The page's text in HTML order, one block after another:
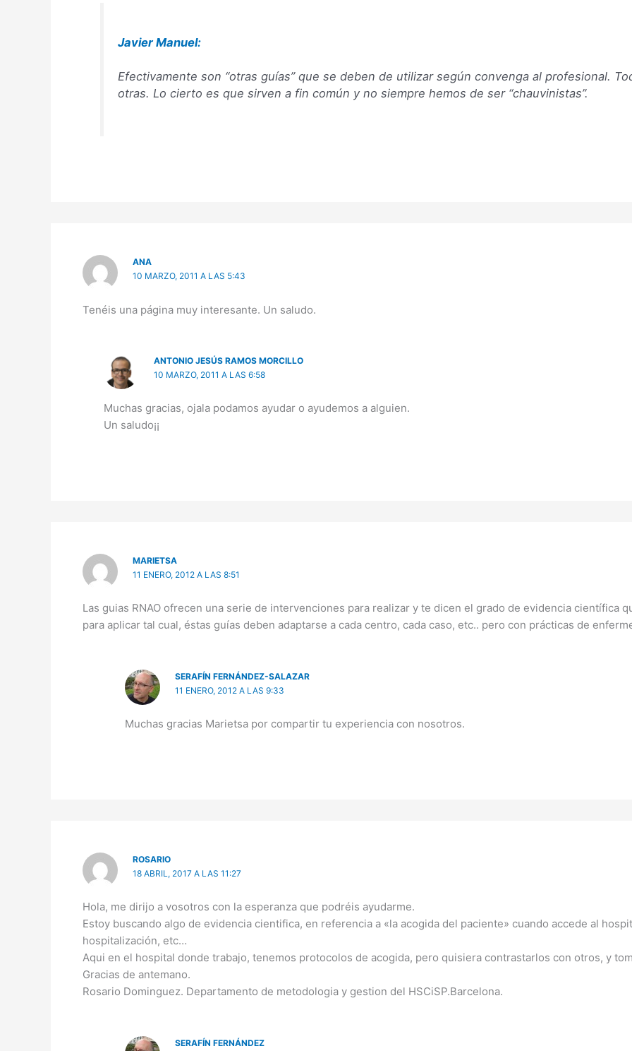
Javier Manuel:
Efectivamente son “otras guías” que se deben de utilizar según convenga al profesional.
otras. Lo cierto es que sirven a fin común y no siempre hemos de ser “chauvinistas”.
ANA
10 MARZO, 2011 A LAS 5:43
Tenéis una página muy interesante. Un saludo.
ANTONIO JESÚS RAMOS MORCILLO
10 MARZO, 2011 A LAS 6:58
Muchas gracias, ojala podamos ayudar o ayudemos a alguien.
Un saludo¡¡
MARIETSA
11 ENERO, 2012 A LAS 8:51
Las guias RNAO ofrecen una serie de intervenciones para realizar y te dicen el grado de evidencia científica
para aplicar tal cual, éstas guías deben adaptarse a cada centro, cada caso, etc.. pero con prácticas de
SERAFÍN FERNÁNDEZ-SALAZAR
11 ENERO, 2012 A LAS 9:33
Muchas gracias Marietsa por compartir tu experiencia con nosotros.
ROSARIO
18 ABRIL, 2017 A LAS 11:27
Hola, me dirijo a vosotros con la esperanza que podréis ayudarme.
Estoy buscando algo de evidencia cientifica, en referencia a «la acogida del paciente» cuando accede al
hospitalización, etc…
Aqui en el hospital donde trabajo, tenemos protocolos de acogida, pero quisiera contrastarlos con otros, y
Gracias de antemano.
Rosario Dominguez. Departamento de metodologia y gestion del HSCiSP.Barcelona.
SERAFÍN FERNÁNDEZ